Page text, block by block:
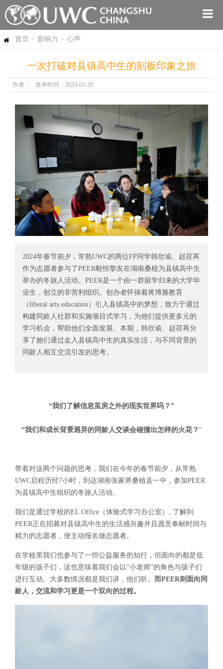
首页 > 影响力 > 心声
一次打破对县镇高中生的刻板印象之旅
作者： 发布时间：2024-03-20
2024年春节前夕，常熟UWC的两位FP同学韩欣谕、赵荏苒
作为志愿者参与了PEER毅恒挚友在湖南桑植为县镇高中生
举办的冬旅人活动。PEER是一个由一群留学归来的大学毕
业生，创立的非营利组织。创办者怀揣着将博雅教育
（liberal arts education）引入县镇高中的梦想，致力于通过
构建同龄人社群和实施项目式学习，为他们提供更多元的
学习机会，帮助他们全面发展。本期，韩欣谕、赵荏苒分
享了她们通过走入县镇高中生的真实生活，与不同背景的
同龄人相互交流引发的思考。
“我们了解信息茧房之外的现实世界吗？”
“我们和成长背景迥异的同龄人交谈会碰撞出怎样的火花？ ”
带着对这两个问题的思考，我们在今年的春节前夕，从常熟
UWC启程历经7小时，到达湖南张家界桑植县一中，参加PEER
为县镇高中生组织的冬旅人活动。
我们是通过学校的EL Office（体验式学习办公室）, 了解到
PEER正在招募对县镇高中生的生活感兴趣并且愿意奉献时间与
精力的志愿者，便主动报名做志愿者。
在学校里我们也参与了一些公益服务的知行，但面向的都是低
年级的孩子们，这也意味着我们会以“小老师”的角色与孩子们
进行互动。大多数情况都是我们讲，他们听。 而PEER则面向同
龄人，交流和学习更是一个双向的过程。